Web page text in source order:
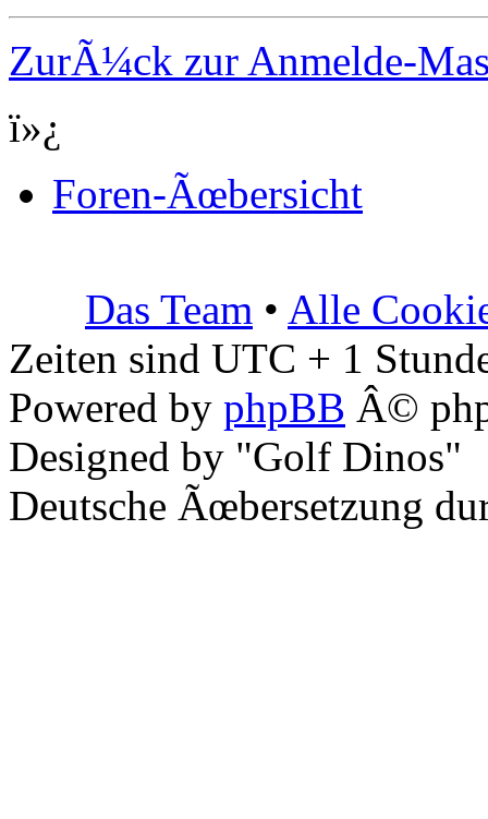
ZurÃ¼ck zur Anmelde-
ï»¿
Foren-Ãœbersicht
Das Team • Alle
Zeiten sind UTC + 1
Powered by phpBB Â©
Designed by "Golf Dinos"
Deutsche Ãœbersetzung